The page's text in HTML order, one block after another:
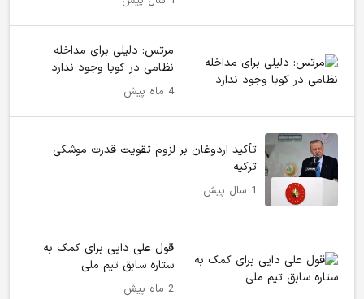
مرتس: دلیلی برای مداخله
نظامی در کوبا وجود ندارد
4 ماه پیش
تأکید اردوغان بر لزوم تقویت قدرت موشکی
ترکیه
1 سال پیش
قول علی دایی برای کمک به
ستاره سابق تیم ملی
2 ماه پیش